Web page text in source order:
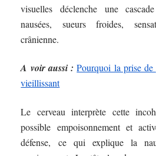
visuelles déclenche une
nausées, sueurs froides,
crânienne.
A voir aussi : Pourquoi la prise de
vieillissant
Le cerveau interprète cette
possible empoisonnement et
défense, ce qui explique la